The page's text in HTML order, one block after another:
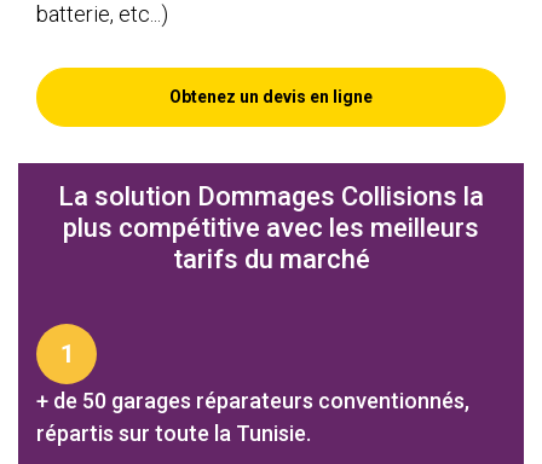
batterie, etc...)
Obtenez un devis en ligne
La solution Dommages Collisions la
plus compétitive avec les meilleurs
tarifs du marché
1
+ de 50 garages réparateurs conventionnés,
répartis sur toute la Tunisie.